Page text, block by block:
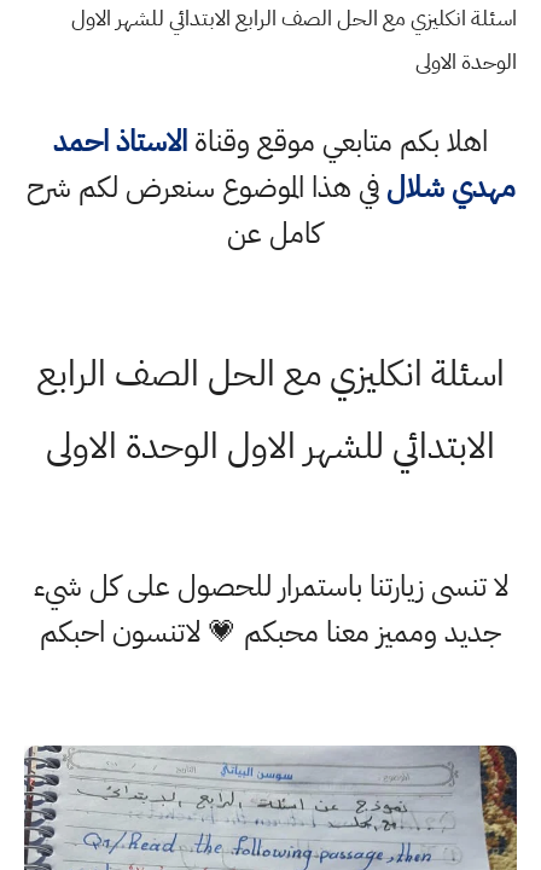
اسئلة انكليزي مع الحل الصف الرابع الابتدائي للشهر الاول
الوحدة الاولى
اهلا بكم متابعي موقع وقناةالاستاذ احمد
مهدي شلالفي هذا الموضوع سنعرض لكم شرح
كامل عن
اسئلة انكليزي مع الحل الصف الرابع
الابتدائي للشهر الاول الوحدة الاولى
لا تنسى زيارتنا باستمرار للحصول على كل شيء
جديد ومميز معنا محبكم 💗 لاتنسون احبكم